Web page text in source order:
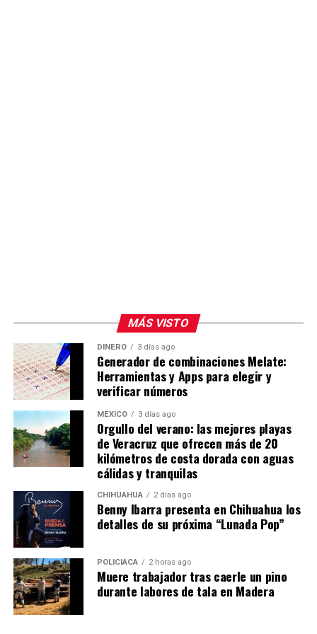
MÁS VISTO
DINERO 3 días ago
Generador de combinaciones Melate:
Herramientas y Apps para elegir y
verificar números
MÉXICO 3 días ago
Orgullo del verano: las mejores playas
de Veracruz que ofrecen más de 20
kilómetros de costa dorada con aguas
cálidas y tranquilas
CHIHUAHUA 2 días ago
Benny Ibarra presenta en Chihuahua los
detalles de su próxima “Lunada Pop”
POLICIACA 2 horas ago
Muere trabajador tras caerle un pino
durante labores de tala en Madera